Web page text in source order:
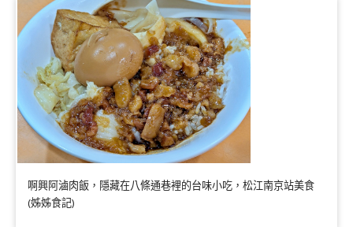
啊興阿滷肉飯，隱藏在八條通巷裡的台味小吃，松江南京站美食
(姊姊食記)